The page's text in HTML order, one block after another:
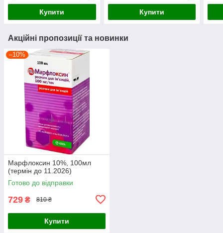
Купити Купити
Акційні пропозиції та новинки
–10%
Марфлоксин 10%, 100мл
(термін до 11.2026)
Готово до відправки
729 ₴ 810 ₴
Купити